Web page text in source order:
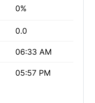
0%
0.0
06:33 AM
05:57 PM